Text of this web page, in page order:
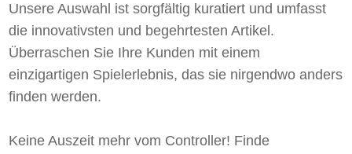
Unsere Auswahl ist sorgfältig kuratiert und umfasst
die innovativsten und begehrtesten Artikel.
Überraschen Sie Ihre Kunden mit einem
einzigartigen Spielerlebnis, das sie nirgendwo anders
finden werden.
Keine Auszeit mehr vom Controller! Finde